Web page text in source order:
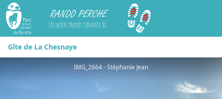
Rando Perche
Gîte de La Chesnaye
IMG_2664 - Stéphanie Jean